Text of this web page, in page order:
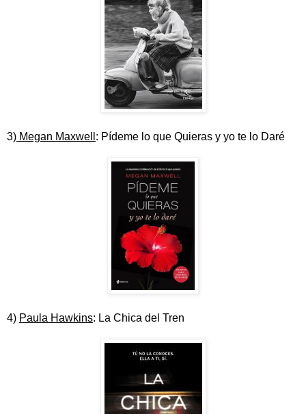
3) Megan Maxwell : Pídeme lo que Quieras y yo te lo Daré
4) Paula Hawkins: La Chica del Tren